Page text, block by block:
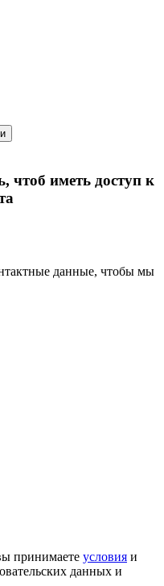
чтоб иметь доступ к
данные, чтобы мы
принимаете условия и
данных и